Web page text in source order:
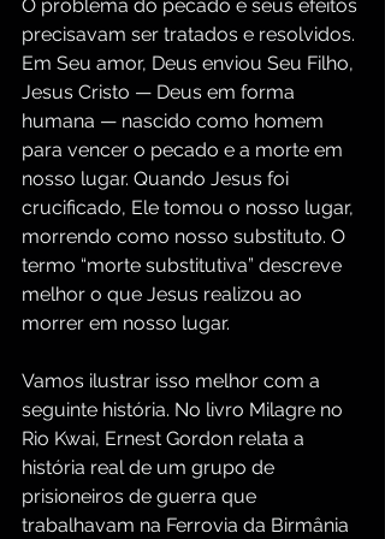
O problema do pecado e seus efeitos
precisavam ser tratados e resolvidos.
Em Seu amor, Deus enviou Seu Filho,
Jesus Cristo — Deus em forma
humana — nascido como homem
para vencer o pecado e a morte em
nosso lugar. Quando Jesus foi
crucificado, Ele tomou o nosso lugar,
morrendo como nosso substituto. O
termo “morte substitutiva” descreve
melhor o que Jesus realizou ao
morrer em nosso lugar.
Vamos ilustrar isso melhor com a
seguinte história. No livro Milagre no
Rio Kwai, Ernest Gordon relata a
história real de um grupo de
prisioneiros de guerra que
trabalhavam na Ferrovia da Birmânia